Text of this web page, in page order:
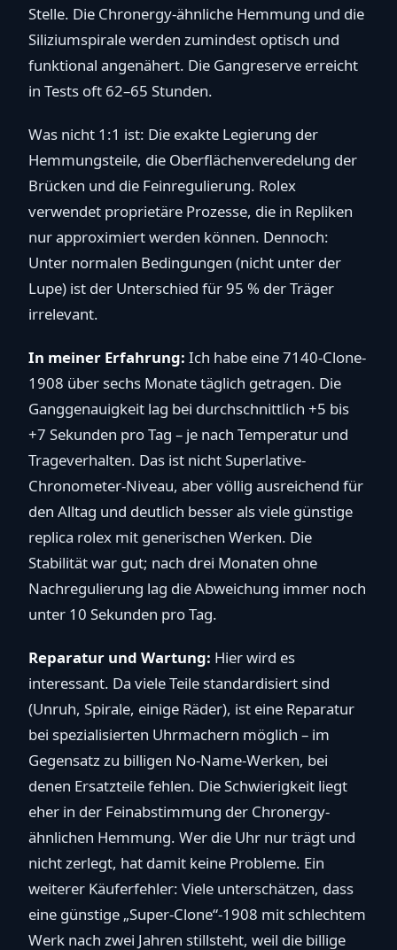
Stelle. Die Chronergy-ähnliche Hemmung und die
Siliziumspirale werden zumindest optisch und
funktional angenähert. Die Gangreserve erreicht
in Tests oft 62–65 Stunden.
Was nicht 1:1 ist: Die exakte Legierung der
Hemmungsteile, die Oberflächenveredelung der
Brücken und die Feinregulierung. Rolex
verwendet proprietäre Prozesse, die in Repliken
nur approximiert werden können. Dennoch:
Unter normalen Bedingungen (nicht unter der
Lupe) ist der Unterschied für 95 % der Träger
irrelevant.
In meiner Erfahrung: Ich habe eine 7140-Clone-
1908 über sechs Monate täglich getragen. Die
Ganggenauigkeit lag bei durchschnittlich +5 bis
+7 Sekunden pro Tag – je nach Temperatur und
Trageverhalten. Das ist nicht Superlative-
Chronometer-Niveau, aber völlig ausreichend für
den Alltag und deutlich besser als viele günstige
replica rolex mit generischen Werken. Die
Stabilität war gut; nach drei Monaten ohne
Nachregulierung lag die Abweichung immer noch
unter 10 Sekunden pro Tag.
Reparatur und Wartung: Hier wird es
interessant. Da viele Teile standardisiert sind
(Unruh, Spirale, einige Räder), ist eine Reparatur
bei spezialisierten Uhrmachern möglich – im
Gegensatz zu billigen No-Name-Werken, bei
denen Ersatzteile fehlen. Die Schwierigkeit liegt
eher in der Feinabstimmung der Chronergy-
ähnlichen Hemmung. Wer die Uhr nur trägt und
nicht zerlegt, hat damit keine Probleme. Ein
weiterer Käuferfehler: Viele unterschätzen, dass
eine günstige „Super-Clone“-1908 mit schlechtem
Werk nach zwei Jahren stillsteht, weil die billige